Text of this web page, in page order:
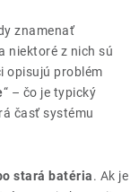
znamenať
niektoré z nich sú
opisujú problém
“ – čo je typický
časť systému
stará batéria. Ak je